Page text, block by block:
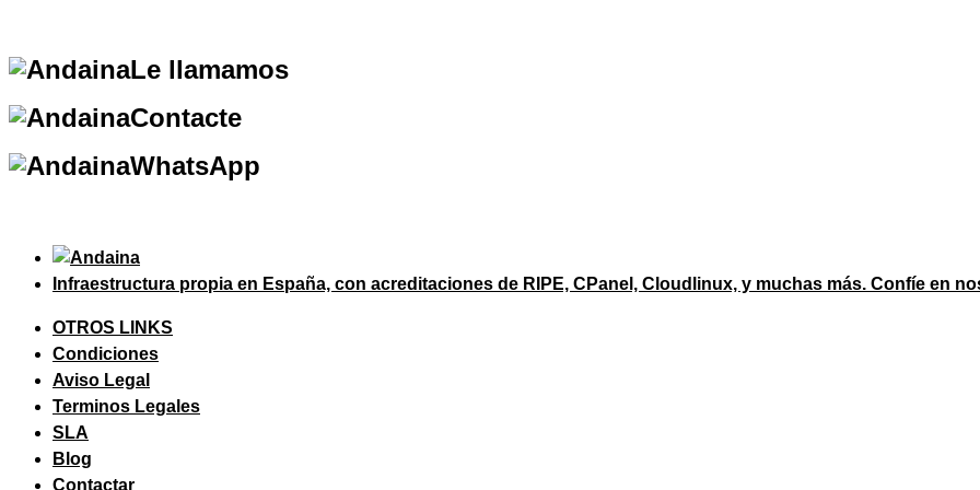
Le llamamos
Contacte
WhatsApp
Infraestructura propia en España, con acreditaciones de RIPE, CPanel, Cloudlinux, y muchas más. Confíe en
OTROS LINKS
Condiciones
Aviso Legal
Terminos Legales
SLA
Blog
Contactar